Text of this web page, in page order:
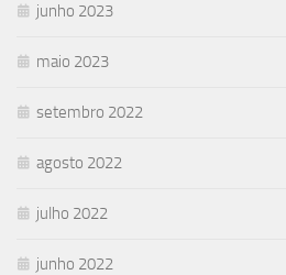
junho 2023
maio 2023
setembro 2022
agosto 2022
julho 2022
junho 2022